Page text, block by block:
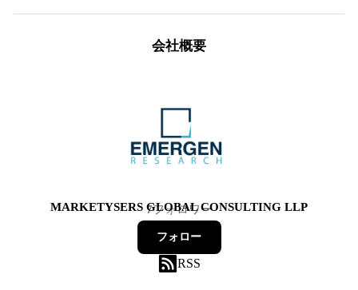
会社概要
MARKETYSERS GLOBAL CONSULTING LLP
7フォロワー
フォロー
RSS